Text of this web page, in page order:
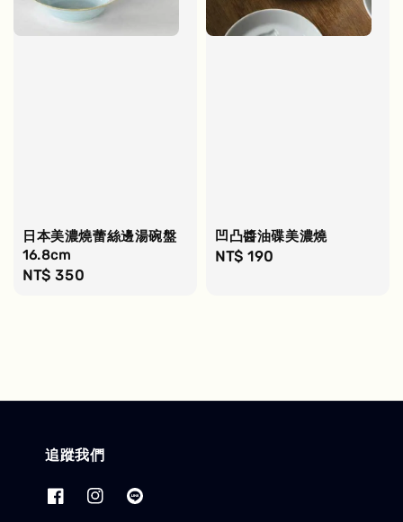
日本美濃燒蕾絲邊湯碗盤
16.8cm
Regular
NT$ 350
凹凸醬油碟美濃燒
Regular
NT$ 190
追蹤我們